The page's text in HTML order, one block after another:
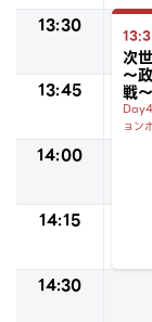
13:30
13:45
14:00
14:15
14:30
次
～
戦～
Day4
ョン